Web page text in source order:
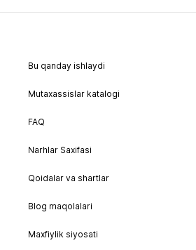
Bu qanday ishlaydi
Mutaxassislar katalogi
FAQ
Narhlar Saxifasi
Qoidalar va shartlar
Blog maqolalari
Maxfiylik siyosati